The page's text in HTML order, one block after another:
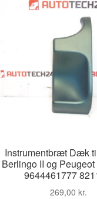
Instrumentbræt Dæk
Berlingo II og Peugeot
9644461777
269,00 kr.